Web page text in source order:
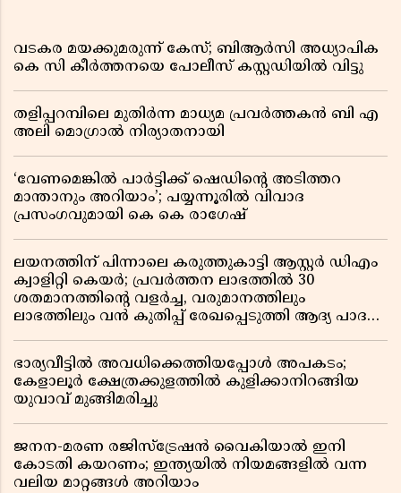
വടകര മയക്കുമരുന്ന് കേസ്; ബിആർസി അധ്യാപിക
കെ സി കീർത്തനയെ പോലീസ് കസ്റ്റഡിയിൽ വിട്ടു
തളിപ്പറമ്പിലെ മുതിർന്ന മാധ്യമ പ്രവർത്തകൻ ബി എ
അലി മൊഗ്രാൽ നിര്യാതനായി
‘വേണമെങ്കിൽ പാർട്ടിക്ക് ഷെഡിൻ്റെ അടിത്തറ
മാന്താനും അറിയാം’; പയ്യന്നൂരിൽ വിവാദ
പ്രസംഗവുമായി കെ കെ രാഗേഷ്
ലയനത്തിന് പിന്നാലെ കരുത്തുകാട്ടി ആസ്റ്റർ ഡിഎം
ക്വാളിറ്റി കെയർ; പ്രവർത്തന ലാഭത്തിൽ 30
ശതമാനത്തിൻ്റെ വളർച്ച, വരുമാനത്തിലും
ലാഭത്തിലും വൻ കുതിപ്പ് രേഖപ്പെടുത്തി ആദ്യ പാദ
ഭാര്യവീട്ടിൽ അവധിക്കെത്തിയപ്പോൾ അപകടം;
കേളാലൂർ ക്ഷേത്രക്കുളത്തിൽ കുളിക്കാനിറങ്ങിയ
യുവാവ് മുങ്ങിമരിച്ചു
ജനന-മരണ രജിസ്ട്രേഷൻ വൈകിയാൽ ഇനി
കോടതി കയറണം; ഇന്ത്യയിൽ നിയമങ്ങളിൽ വന്ന
വലിയ മാറ്റങ്ങൾ അറിയാം